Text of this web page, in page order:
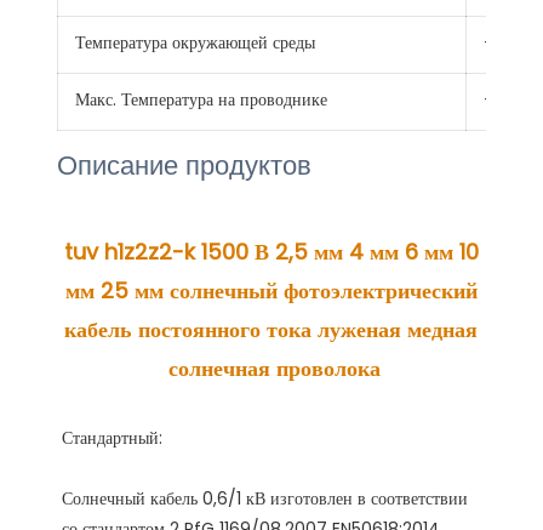
Температура окружающей среды -40℃
Макс. Температура на проводнике +120 ℃
Описание продуктов
tuv h1z2z2-k 1500 В 2,5 мм 4 мм 6 мм 10
мм 25 мм солнечный фотоэлектрический
кабель постоянного тока луженая медная
солнечная проволока
Солнечный кабель 0,6/1 кВ изготовлен в соответствии